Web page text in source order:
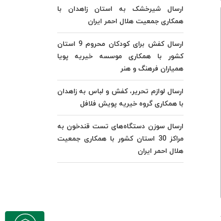
ارسال شیرخشک به استان زاهدان با
همکاری جمعیت هلال احمر ایران
ارسال کفش برای کودکان محروم 9 استان
کشور با همکاری موسسه خیریه پویا
همیاران فرهنگ و هنر
ارسال لوازم تحریر، کفش و لباس به زاهدان
با همکاری گروه خیریه پویش فلافل
ارسال سوزن دستگاه‌های تست قندخون به
مراکز 30 استان کشور با همکاری جمعیت
هلال احمر ایران